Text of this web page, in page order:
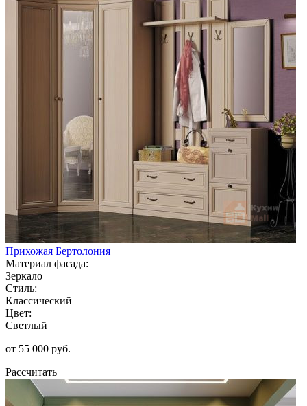
Прихожая Бертолония
Материал фасада:
Зеркало
Стиль:
Классический
Цвет:
Светлый
от 55 000 руб.
Рассчитать